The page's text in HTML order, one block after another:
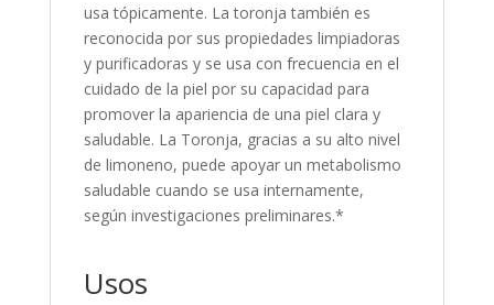
usa tópicamente. La toronja también es
reconocida por sus propiedades limpiadoras
y purificadoras y se usa con frecuencia en el
cuidado de la piel por su capacidad para
promover la apariencia de una piel clara y
saludable. La Toronja, gracias a su alto nivel
de limoneno, puede apoyar un metabolismo
saludable cuando se usa internamente,
según investigaciones preliminares.*
Usos